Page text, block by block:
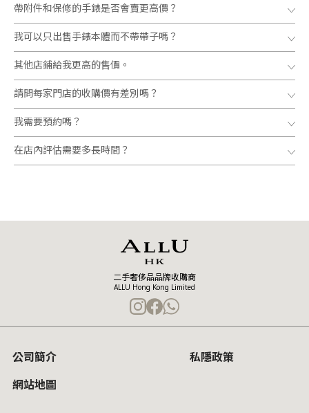
帶附件和保修的手錶是否會賣更高價？
我可以只出售手錶本體而不帶帶子嗎？
其他店鋪給我更高的售價。
請問每家門店的收購價有差別嗎？
我需要預約嗎？
在店內評估需要多長時間？
二手奢侈品品牌收購商
ALLU Hong Kong Limited
公司簡介
私隱政策
網站地圖